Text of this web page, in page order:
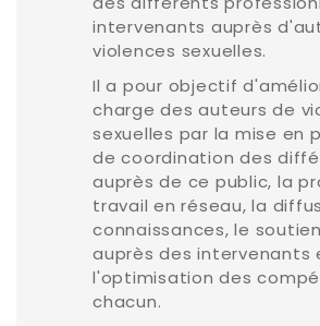
intervenants auprès
violences sexuelles.
Il a pour objectif
charge des auteurs de
sexuelles par la mise en
de coordination des
auprès de ce public, la
travail en réseau, la
connaissances, le
auprès des intervenants
l'optimisation des
chacun.